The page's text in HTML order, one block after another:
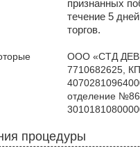
признанных
течение 5
торгов.
ООО «СТД
7710682625,
отделение
процедуры